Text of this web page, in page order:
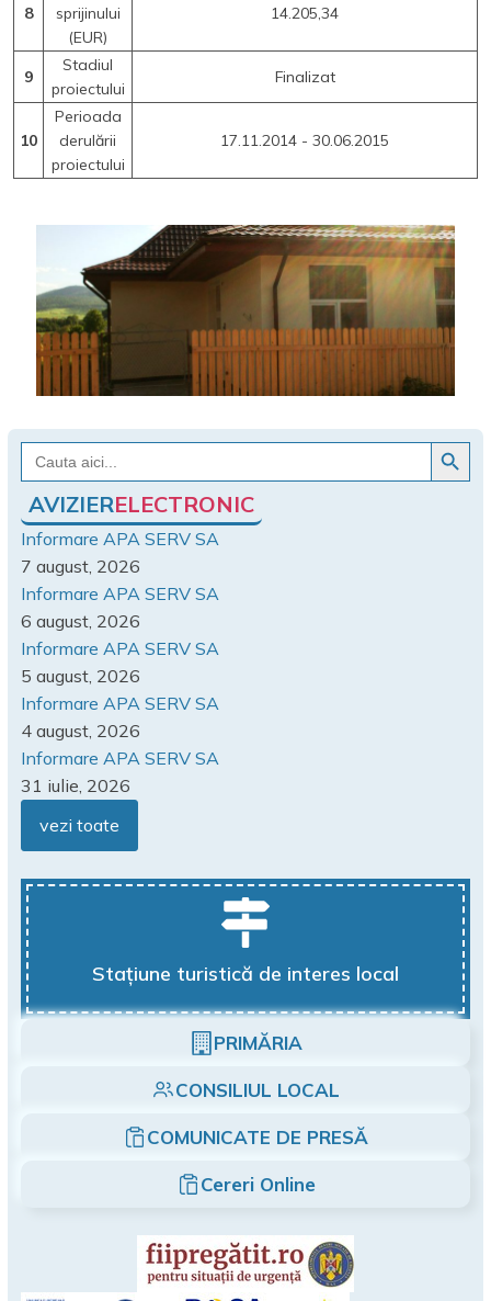
8
sprijinului
(EUR)
14.205,34
9
Stadiul
proiectului
Finalizat
10
Perioada
derulării
proiectului
17.11.2014 - 30.06.2015
Search
for:
Search Button
AVIZIERELECTRONIC
Informare APA SERV SA
7 august, 2026
Informare APA SERV SA
6 august, 2026
Informare APA SERV SA
5 august, 2026
Informare APA SERV SA
4 august, 2026
Informare APA SERV SA
31 iulie, 2026
vezi toate
Stațiune turistică de interes local
PRIMĂRIA
CONSILIUL LOCAL
COMUNICATE DE PRESĂ
Cereri Online